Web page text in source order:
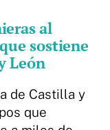
al
sostiene
León
de Castilla y
que